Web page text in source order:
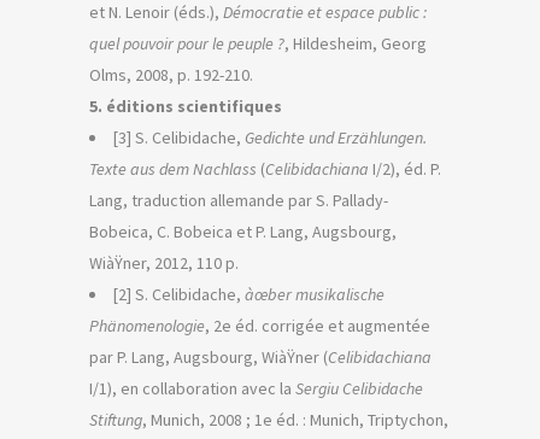
et N. Lenoir (éds.), Démocratie et espace public :
quel pouvoir pour le peuple ?, Hildesheim, Georg
Olms, 2008, p. 192-210.
5. éditions scientifiques
[3] S. Celibidache, Gedichte und Erzählungen.
Texte aus dem Nachlass (Celibidachiana I/2), éd. P.
Lang, traduction allemande par S. Pallady-
Bobeica, C. Bobeica et P. Lang, Augsbourg,
WiàŸner, 2012, 110 p.
[2] S. Celibidache, àœber musikalische
Phänomenologie, 2e éd. corrigée et augmentée
par P. Lang, Augsbourg, WiàŸner (Celibidachiana
I/1), en collaboration avec la Sergiu Celibidache
Stiftung, Munich, 2008 ; 1e éd. : Munich, Triptychon,